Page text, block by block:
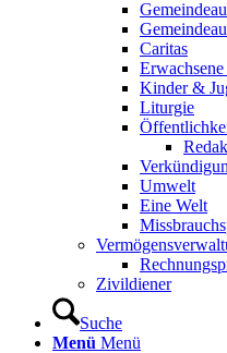
Caritas
Kinder &
Liturgie
Umwelt
Eine Welt
Zivildiener
Suche
Menü Menü